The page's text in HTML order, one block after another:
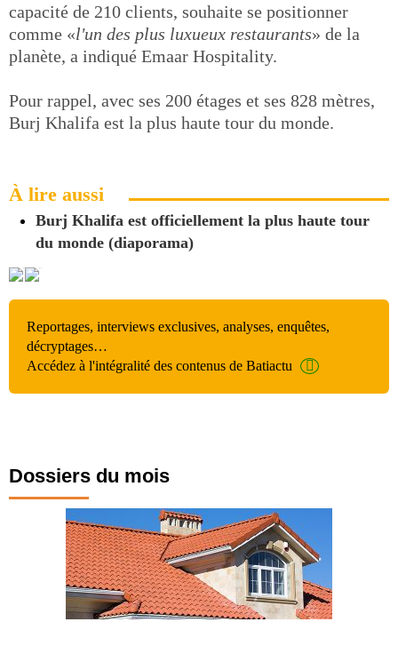
capacité de 210 clients, souhaite se positionner
comme «l'un des plus luxueux restaurants» de la
planète, a indiqué Emaar Hospitality.
Pour rappel, avec ses 200 étages et ses 828 mètres,
Burj Khalifa est la plus haute tour du monde.
À lire aussi
Burj Khalifa est officiellement la plus haute tour
du monde (diaporama)
Reportages, interviews exclusives, analyses, enquêtes,
décryptages…
Accédez à l'intégralité des contenus de Batiactu
Dossiers du mois